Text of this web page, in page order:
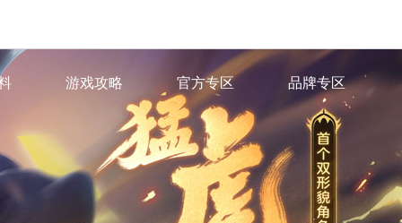
游戏攻略 官方专区 品牌专区
游戏百科 · 官方微信
官方微博
·官方B站
· IP小说
IP有声剧